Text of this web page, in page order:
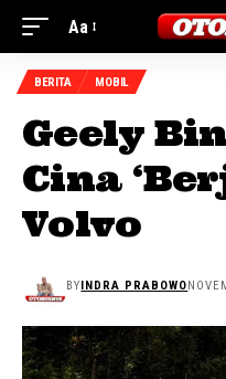
Aa
BERITA MOBIL
Geely
Cina
Volvo
BYINDRA PRABOWO